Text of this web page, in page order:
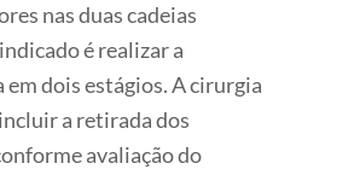
nas duas cadeias
é realizar a
dois estágios. A cirurgia
a retirada dos
avaliação do